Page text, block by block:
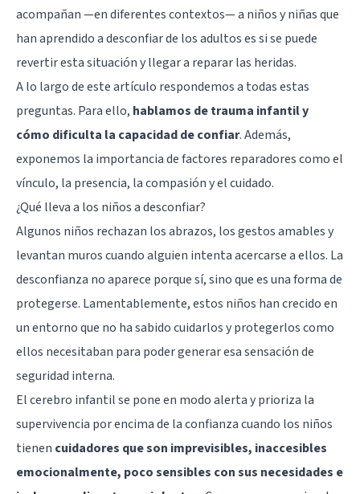
acompañan —en diferentes contextos— a niños y niñas que
han aprendido a desconfiar de los adultos es si se puede
revertir esta situación y llegar a reparar las heridas.
A lo largo de este artículo respondemos a todas estas
preguntas. Para ello, hablamos detrauma infantily
cómo dificulta la capacidad de confiar. Además,
exponemos la importancia de factores reparadores como el
vínculo, la presencia, la compasión y el cuidado.
¿Qué lleva a los niños a desconfiar?
Algunos niños rechazan los abrazos, los gestos amables y
levantan muros cuando alguien intenta acercarse a ellos. La
desconfianza no aparece porque sí, sino que es una forma de
protegerse. Lamentablemente, estos niños han crecido en
un entorno que no ha sabido cuidarlos y protegerlos como
ellos necesitaban para poder generar esa sensación de
seguridad interna.
El cerebro infantil se pone en modo alerta y prioriza la
supervivencia por encima de la confianza cuando los niños
tienen cuidadores que son imprevisibles, inaccesibles
emocionalmente, poco sensibles con sus necesidades e